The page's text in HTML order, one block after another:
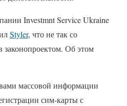
Investmnt Service Ukraine
Styler, что не так со
Об этом
массовой информации
сим-карты с